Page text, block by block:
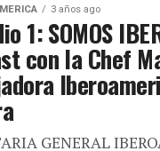
3 años ago
1: SOMOS
con la Chef
GENERAL